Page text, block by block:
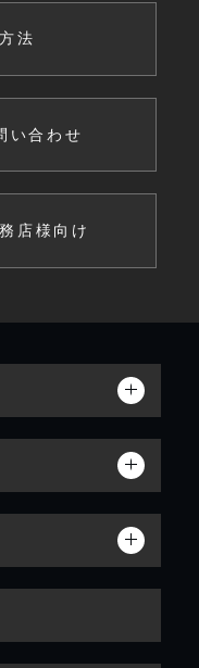
法
い合わせ
店様向け